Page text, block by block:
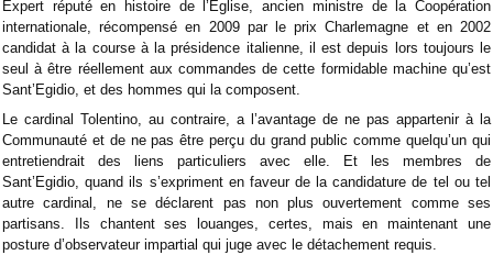
Expert réputé en histoire de l’Église, ancien ministre de la Coopération
internationale, récompensé en 2009 par le prix Charlemagne et en 2002
candidat à la course à la présidence italienne, il est depuis lors toujours le
seul à être réellement aux commandes de cette formidable machine qu’est
Sant’Egidio, et des hommes qui la composent.
Le cardinal Tolentino, au contraire, a l’avantage de ne pas appartenir à la
Communauté et de ne pas être perçu du grand public comme quelqu’un qui
entretiendrait des liens particuliers avec elle. Et les membres de
Sant’Egidio, quand ils s’expriment en faveur de la candidature de tel ou tel
autre cardinal, ne se déclarent pas non plus ouvertement comme ses
partisans. Ils chantent ses louanges, certes, mais en maintenant une
posture d’observateur impartial qui juge avec le détachement requis.